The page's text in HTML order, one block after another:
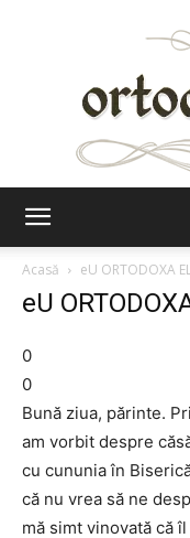
Acasă
eU ORTODOXA
eU
0
0
Bună ziua, părinte.
am vorbit despre
cu cununia în
că nu vrea să ne
mă simt vinovată că